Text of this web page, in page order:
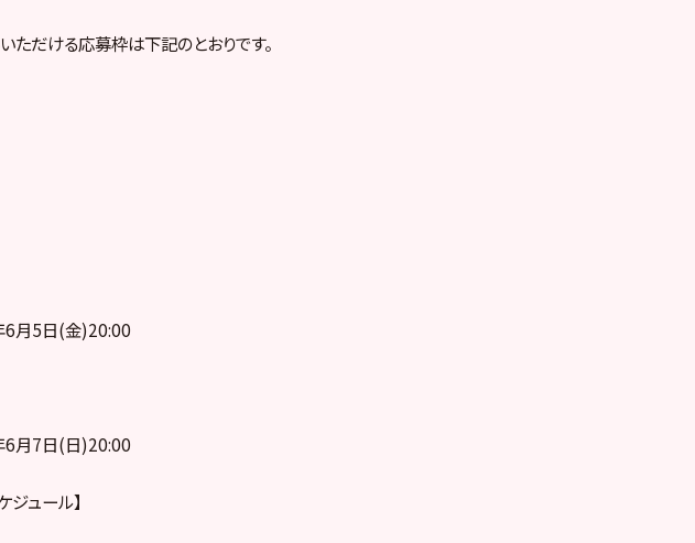
ただける応募枠は下記のとおりです。
月5日(金)20:00
月7日(日)20:00
ジュール】